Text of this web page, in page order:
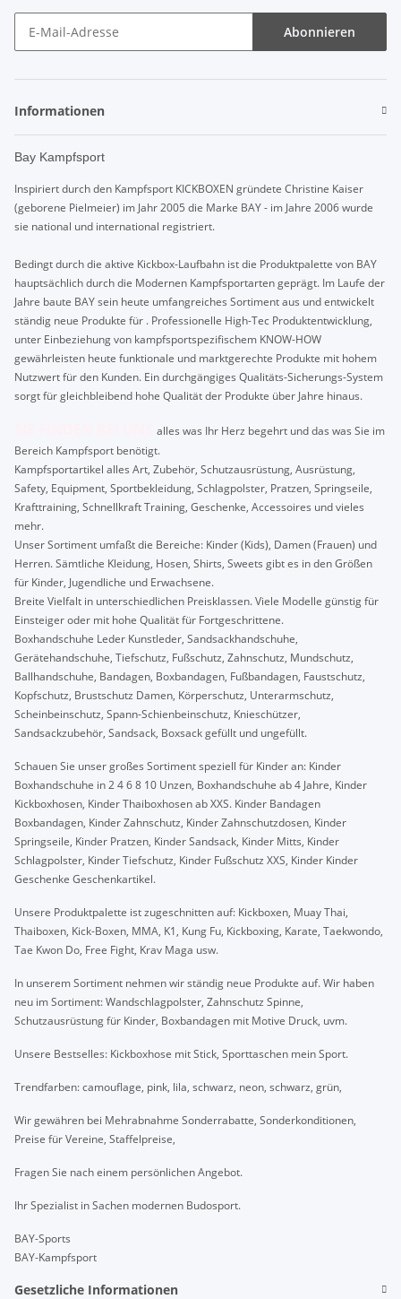
Abonnieren
Informationen
Bay Kampfsport
Inspiriert durch den Kampfsport KICKBOXEN gründete Christine Kaiser
(geborene Pielmeier) im Jahr 2005 die Marke BAY - im Jahre 2006 wurde
sie national und international registriert.
Bedingt durch die aktive Kickbox-Laufbahn ist die Produktpalette von BAY
hauptsächlich durch die Modernen Kampfsportarten geprägt. Im Laufe der
Jahre baute BAY sein heute umfangreiches Sortiment aus und entwickelt
ständig neue Produkte für . Professionelle High-Tec Produktentwicklung,
unter Einbeziehung von kampfsportspezifischem KNOW-HOW
gewährleisten heute funktionale und marktgerechte Produkte mit hohem
Nutzwert für den Kunden. Ein durchgängiges Qualitäts-Sicherungs-System
sorgt für gleichbleibend hohe Qualität der Produkte über Jahre hinaus.
alles was Ihr Herz begehrt und das was Sie im
Bereich Kampfsport benötigt.
Kampfsportartikel alles Art, Zubehör, Schutzausrüstung, Ausrüstung,
Safety, Equipment, Sportbekleidung, Schlagpolster, Pratzen, Springseile,
Krafttraining, Schnellkraft Training, Geschenke, Accessoires und vieles
mehr.
Unser Sortiment umfaßt die Bereiche: Kinder (Kids), Damen (Frauen) und
Herren. Sämtliche Kleidung, Hosen, Shirts, Sweets gibt es in den Größen
für Kinder, Jugendliche und Erwachsene.
Breite Vielfalt in unterschiedlichen Preisklassen. Viele Modelle günstig für
Einsteiger oder mit hohe Qualität für Fortgeschrittene.
Boxhandschuhe Leder Kunstleder, Sandsackhandschuhe,
Gerätehandschuhe, Tiefschutz, Fußschutz, Zahnschutz, Mundschutz,
Ballhandschuhe, Bandagen, Boxbandagen, Fußbandagen, Faustschutz,
Kopfschutz, Brustschutz Damen, Körperschutz, Unterarmschutz,
Scheinbeinschutz, Spann-Schienbeinschutz, Knieschützer,
Sandsackzubehör, Sandsack, Boxsack gefüllt und ungefüllt.
Schauen Sie unser großes Sortiment speziell für Kinder an: Kinder
Boxhandschuhe in 2 4 6 8 10 Unzen, Boxhandschuhe ab 4 Jahre, Kinder
Kickboxhosen, Kinder Thaiboxhosen ab XXS. Kinder Bandagen
Boxbandagen, Kinder Zahnschutz, Kinder Zahnschutzdosen, Kinder
Springseile, Kinder Pratzen, Kinder Sandsack, Kinder Mitts, Kinder
Schlagpolster, Kinder Tiefschutz, Kinder Fußschutz XXS, Kinder Kinder
Geschenke Geschenkartikel.
Unsere Produktpalette ist zugeschnitten auf: Kickboxen, Muay Thai,
Thaiboxen, Kick-Boxen, MMA, K1, Kung Fu, Kickboxing, Karate, Taekwondo,
Tae Kwon Do, Free Fight, Krav Maga usw.
In unserem Sortiment nehmen wir ständig neue Produkte auf. Wir haben
neu im Sortiment: Wandschlagpolster, Zahnschutz Spinne,
Schutzausrüstung für Kinder, Boxbandagen mit Motive Druck, uvm.
Unsere Bestselles: Kickboxhose mit Stick, Sporttaschen mein Sport.
Trendfarben: camouflage, pink, lila, schwarz, neon, schwarz, grün,
Wir gewähren bei Mehrabnahme Sonderrabatte, Sonderkonditionen,
Preise für Vereine, Staffelpreise,
Fragen Sie nach einem persönlichen Angebot.
Ihr Spezialist in Sachen modernen Budosport.
BAY-Sports
BAY-Kampfsport
Gesetzliche Informationen